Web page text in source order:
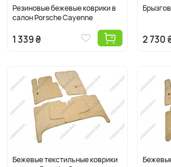
Резиновые бежевые коврики в
салон Porsche Cayenne
1 339 ₴ 2 730
Бежевые текстильные коврики